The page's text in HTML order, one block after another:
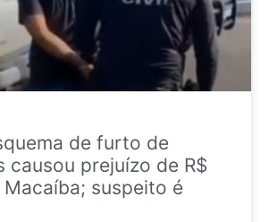
de furto de
causou prejuízo de R$
suspeito é